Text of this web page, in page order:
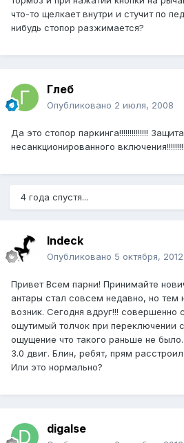
что-то щелкает внутри и стучит по
нибудь стопор разжимается?
Глеб
Опубликовано 2 июля, 2008
Да это стопор паркинга!!!!!!!!!!!!!!
несанкционированного
4 года спустя...
Indeck
Опубликовано 5 октября, 2012
Привет Всем парни! Принимайте
антары стал совсем недавно, но
возник. Сегодня вдруг!!! совершенно
ощутимый толчок при переключении
ощущение что такого раньше не
3.0 двиг. Блин, ребят, прям
Или это нормально?
digalse